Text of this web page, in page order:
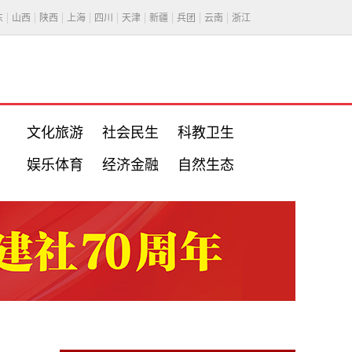
山西 陕西 上海 四川 天津 新疆 兵团 云南 浙江
文化旅游 社会民生 科教卫生
娱乐体育 经济金融 自然生态